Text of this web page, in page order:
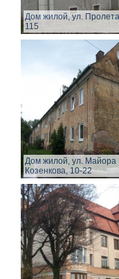
Дом жилой, ул.
115
Дом жилой, ул. Майора
Козенкова, 10-22